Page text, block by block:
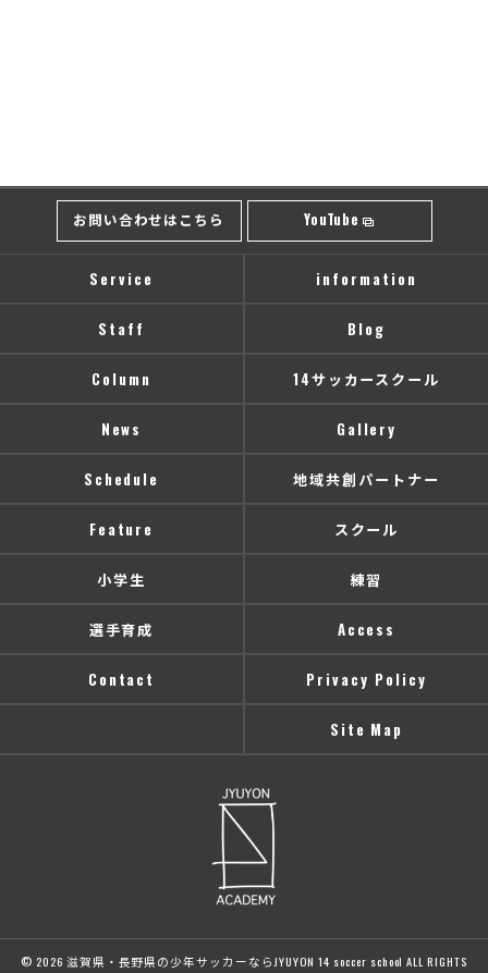
お問い合わせはこちら YouTube
Service information
Staff Blog
Column 14サッカースクール
News Gallery
Schedule 地域共創パートナー
Feature スクール
小学生 練習
選手育成 Access
Contact Privacy Policy
Site Map
© 2026 滋賀県・長野県の少年サッカーならJYUYON 14 soccer school ALL RIGHTS